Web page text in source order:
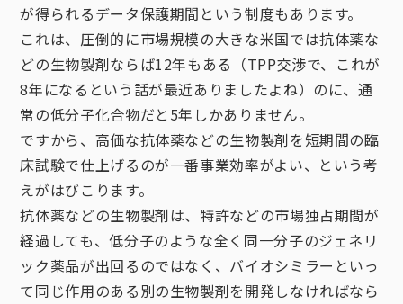
が得られるデータ保護期間という制度もあります。
これは、圧倒的に市場規模の大きな米国では抗体薬な
どの生物製剤ならば12年もある（TPP交渉で、これが
8年になるという話が最近ありましたよね）のに、通
常の低分子化合物だと5年しかありません。
ですから、高価な抗体薬などの生物製剤を短期間の臨
床試験で仕上げるのが一番事業効率がよい、という考
えがはびこります。
抗体薬などの生物製剤は、特許などの市場独占期間が
経過しても、低分子のような全く同一分子のジェネリ
ック薬品が出回るのではなく、バイオシミラーといっ
て同じ作用のある別の生物製剤を開発しなければなら